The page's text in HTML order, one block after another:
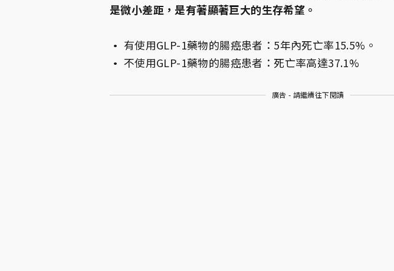
是微小差距，是有著顯著巨大的生存希望。
• 有使用GLP-1藥物的腸癌患者：5年內死亡率15.5%。
• 不使用GLP-1藥物的腸癌患者：死亡率高達37.1%
廣告 - 請繼續往下閱讀